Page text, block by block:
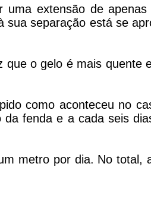
uma extensão de
separação está se
o gelo é mais quente
como aconteceu no
fenda e a cada seis
metro por dia. No total,